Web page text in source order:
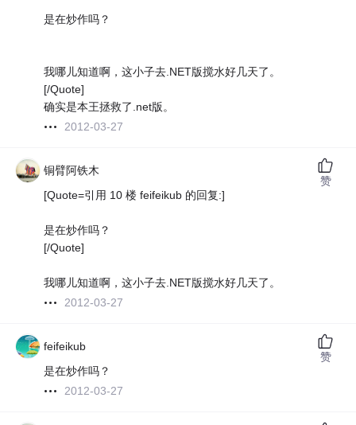
是在炒作吗？
我哪儿知道啊，这小子去.NET版搅水好几天了。
[/Quote]
确实是本王拯救了.net版。
2012-03-27
铜臂阿铁木
[Quote=引用 10 楼 feifeikub 的回复:]
是在炒作吗？
[/Quote]
我哪儿知道啊，这小子去.NET版搅水好几天了。
2012-03-27
赞
feifeikub
是在炒作吗？
2012-03-27
赞